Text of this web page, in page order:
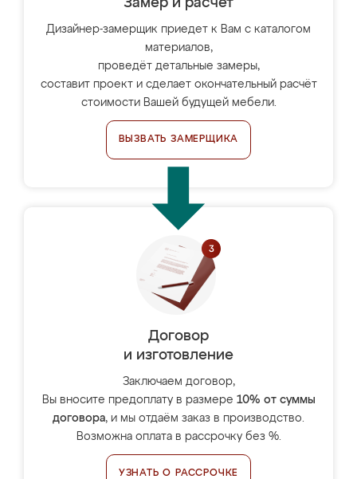
Замер и расчет
Дизайнер-замерщик приедет к Вам с каталогом
материалов,
проведёт детальные замеры,
составит проект и сделает окончательный расчёт
стоимости Вашей будущей мебели.
ВЫЗВАТЬ ЗАМЕРЩИКА
Договор
и изготовление
Заключаем договор,
Вы вносите предоплату в размере 10% от суммы
договора, и мы отдаём заказ в производство.
Возможна оплата в рассрочку без %.
УЗНАТЬ О РАССРОЧКЕ